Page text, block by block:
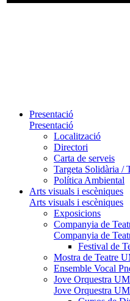
Presentació
Presentació
Localització
Directori
Carta de serveis
Targeta Solidària /
Política Ambiental
Arts visuals i escèniques
Arts visuals i escèniques
Exposicions
Companyia de
Companyia de
Festival de
Mostra de Teatre
Ensemble Vocal
Jove Orquestra
Jove Orquestra